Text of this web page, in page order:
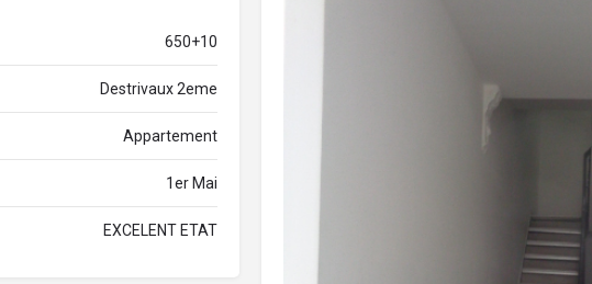
650+10
Destrivaux 2eme
Appartement
1er Mai
EXCELENT ETAT